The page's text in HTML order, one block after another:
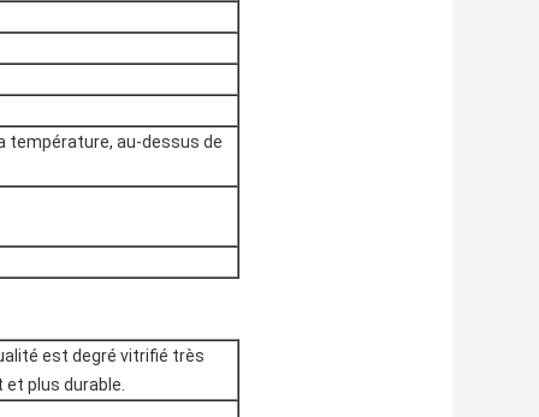
température, au-dessus de
est degré vitrifié très
plus durable.